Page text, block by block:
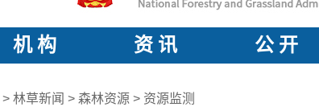
机 构 资 讯 公 开
> 林草新闻 > 森林资源 > 资源监测